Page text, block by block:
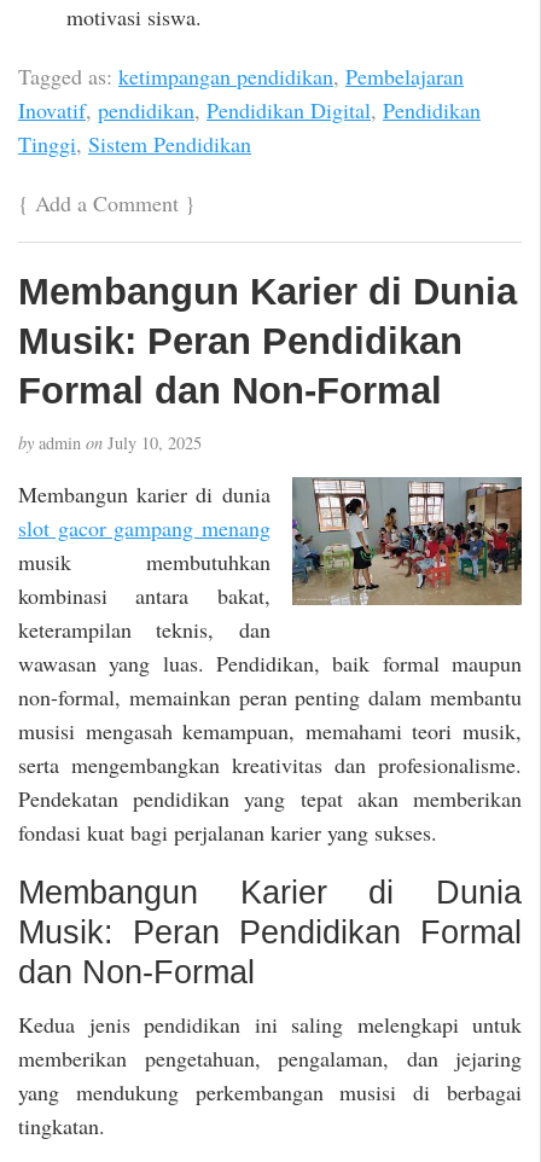
motivasi siswa.
Tagged as: ketimpangan pendidikan, Pembelajaran
Inovatif, pendidikan, Pendidikan Digital, Pendidikan
Tinggi, Sistem Pendidikan
{ Add a Comment }
Membangun Karier di Dunia
Musik: Peran Pendidikan
Formal dan Non-Formal
by admin on July 10, 2025
Membangun karier di dunia
slot gacor gampang menang
musik membutuhkan
kombinasi antara bakat,
keterampilan teknis, dan
wawasan yang luas. Pendidikan, baik formal maupun
non-formal, memainkan peran penting dalam membantu
musisi mengasah kemampuan, memahami teori musik,
serta mengembangkan kreativitas dan profesionalisme.
Pendekatan pendidikan yang tepat akan memberikan
fondasi kuat bagi perjalanan karier yang sukses.
Membangun Karier di Dunia
Musik: Peran Pendidikan Formal
dan Non-Formal
Kedua jenis pendidikan ini saling melengkapi untuk
memberikan pengetahuan, pengalaman, dan jejaring
yang mendukung perkembangan musisi di berbagai
tingkatan.